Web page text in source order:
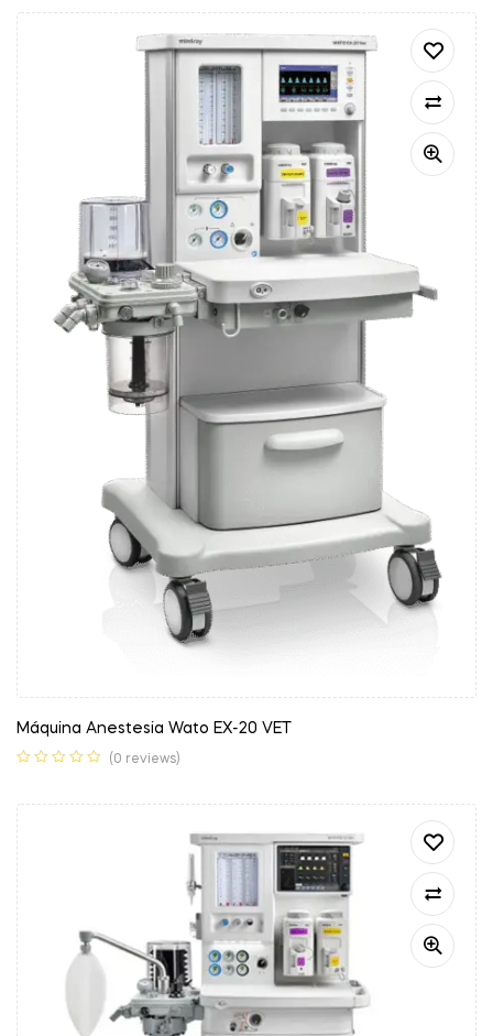
Máquina Anestesia Wato EX-20 VET
(0 reviews)